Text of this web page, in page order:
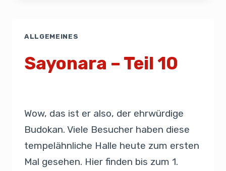
ALLGEMEINES
Sayonara – Teil 10
Wow, das ist er also, der ehrwürdige
Budokan. Viele Besucher haben diese
tempelähnliche Halle heute zum ersten
Mal gesehen. Hier finden bis zum 1.